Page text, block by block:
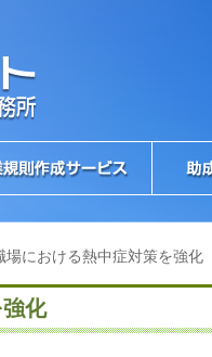
場における熱中症対策を強化
化